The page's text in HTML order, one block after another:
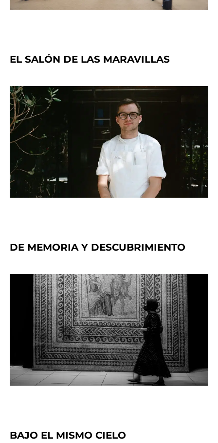
EL SALÓN DE LAS MARAVILLAS
DE MEMORIA Y DESCUBRIMIENTO
BAJO EL MISMO CIELO